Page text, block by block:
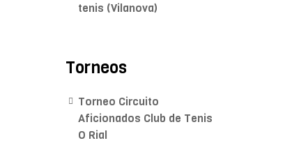
tenis (Vilanova)
Torneos
Torneo Circuito
Aficionados Club de Tenis
O Rial